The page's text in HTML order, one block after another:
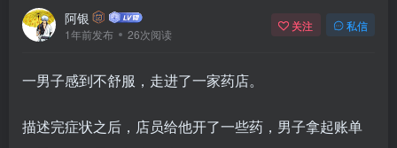
阿银
1年前发布 26次阅读
关注 私信
一男子感到不舒服，走进了一家药店。
描述完症状之后，店员给他开了一些药，男子拿起账单